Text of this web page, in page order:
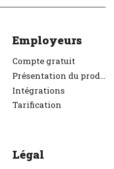
Employeurs
Compte gratuit
Présentation du produit
Intégrations
Tarification
Légal